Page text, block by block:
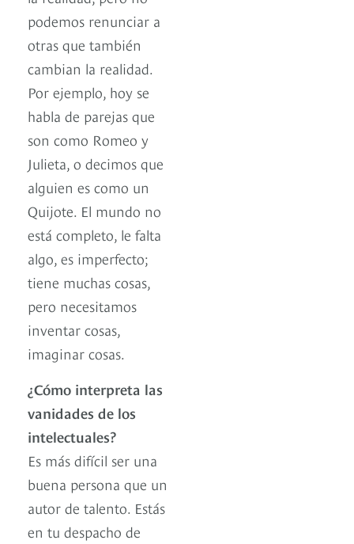
podemos renunciar a
otras que también
cambian la realidad.
Por ejemplo, hoy se
habla de parejas que
son como Romeo y
Julieta, o decimos que
alguien es como un
Quijote. El mundo no
está completo, le falta
algo, es imperfecto;
tiene muchas cosas,
pero necesitamos
inventar cosas,
imaginar cosas.
¿Cómo interpreta las
vanidades de los
intelectuales?
Es más difícil ser una
buena persona que un
autor de talento. Estás
en tu despacho de